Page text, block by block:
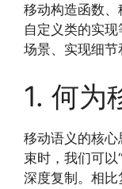
移动构造函数、
自定义类的实
场景、实现细节
1. 何为
移动语义的核
束时，我们可以
深度复制。相